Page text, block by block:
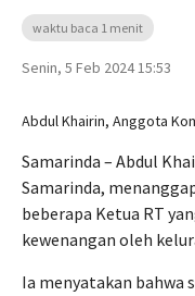
waktu baca 1 menit
Senin, 5 Feb 2024 15:53
Abdul Khairin, Anggota
Samarinda – Abdul
Samarinda,
beberapa Ketua RT
kewenangan oleh
Ia menyatakan